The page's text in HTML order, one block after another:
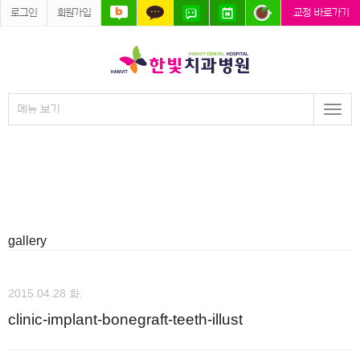
로그인 회원가입 교정 바로가기
메뉴 보기
gallery
2015.04.28 화.
clinic-implant-bonegraft-teeth-illust